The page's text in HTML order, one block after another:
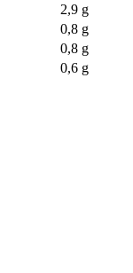
2,9 g
0,8 g
0,8 g
0,6 g